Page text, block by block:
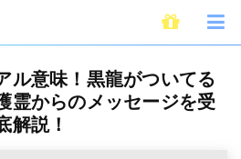
のスピリチュアル意味！黒龍がついてる人の
ル意味！黒龍がついてる
霊からのメッセージを受
解説！